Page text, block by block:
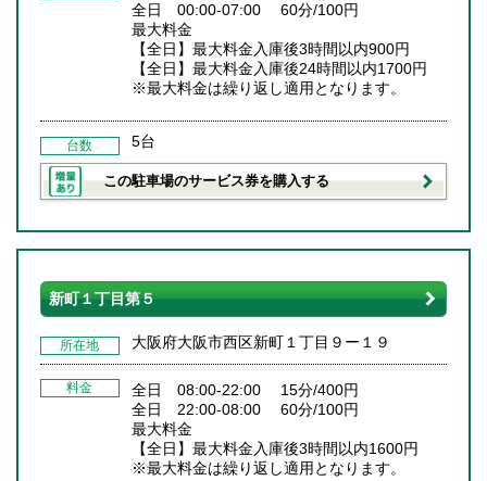
全日 00:00-07:00 60分/100円
最大料金
【全日】最大料金入庫後3時間以内900円
【全日】最大料金入庫後24時間以内1700円
※最大料金は繰り返し適用となります。
台数 5台
この駐車場のサービス券を購入する
新町１丁目第５
所在地 大阪府大阪市西区新町１丁目９ー１９
料金
全日 08:00-22:00 15分/400円
全日 22:00-08:00 60分/100円
最大料金
【全日】最大料金入庫後3時間以内1600円
※最大料金は繰り返し適用となります。